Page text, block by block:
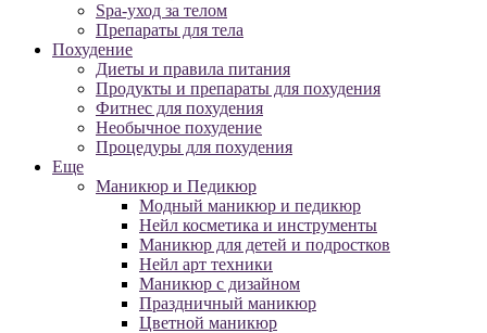
Spa-уход за телом
Препараты для тела
Похудение
Диеты и правила питания
Продукты и препараты для похудения
Фитнес для похудения
Необычное похудение
Процедуры для похудения
Еще
Маникюр и Педикюр
Модный маникюр и педикюр
Нейл косметика и инструменты
Маникюр для детей и подростков
Нейл арт техники
Маникюр с дизайном
Праздничный маникюр
Цветной маникюр